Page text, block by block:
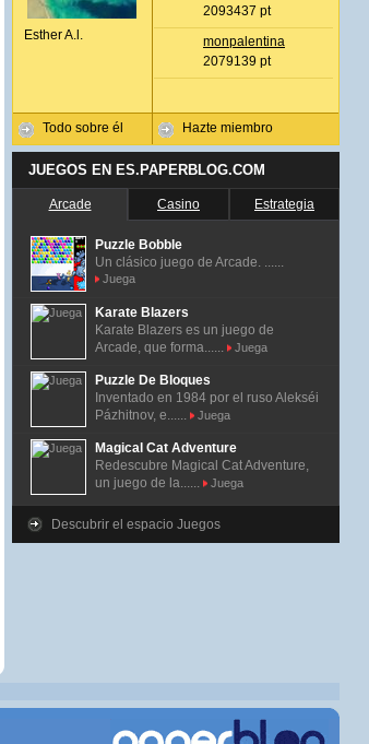
Esther A.l.
Todo sobre él
2093437 pt
monpalentina
2079139 pt
Hazte miembro
JUEGOS EN ES.PAPERBLOG.COM
Arcade Casino Estrategia
Puzzle Bobble
Un clásico juego de Arcade. ......
Juega
Karate Blazers
Karate Blazers es un juego de
Arcade, que forma......
Juega
Puzzle De Bloques
Inventado en 1984 por el ruso Alekséi
Pázhitnov, e......
Juega
Magical Cat Adventure
Redescubre Magical Cat Adventure,
un juego de la......
Juega
Descubrir el espacio Juegos